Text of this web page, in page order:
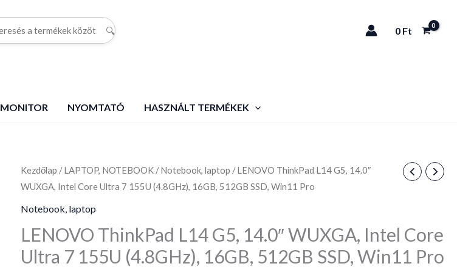
🔍 0 Ft
MONITOR NYOMTATÓ HASZNÁLT TERMÉKEK
Kezdőlap /LAPTOP, NOTEBOOK/Notebook, laptop / LENOVO ThinkPad L14 G5, 14.0″
WUXGA, Intel Core Ultra 7 155U (4.8GHz), 16GB, 512GB SSD, Win11 Pro
Notebook, laptop
LENOVO ThinkPad L14 G5, 14.0″ WUXGA, Intel Core
Ultra 7 155U (4.8GHz), 16GB, 512GB SSD, Win11 Pro
LENOVO
ThinkPad
L14
14.0"
WUXGA,